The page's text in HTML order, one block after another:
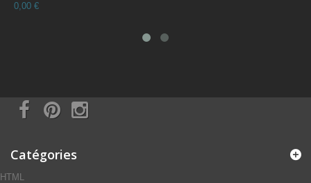
Catégories
HTML